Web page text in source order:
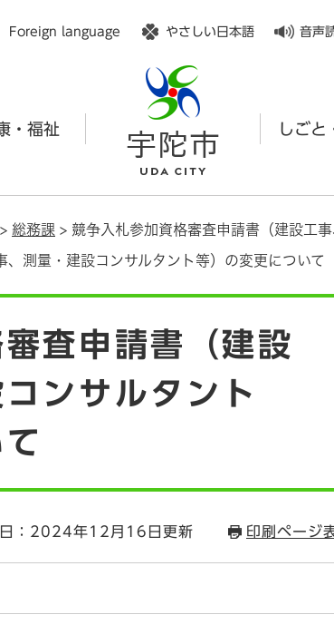
Foreign language やさしい日本語 音声
・福祉 しごと
> 総務課 > 競争入札参加資格審査申請書（建設工
測量・建設コンサルタント等）の変更について
査申請書（建設
ンサルタント
：2024年12月16日更新 印刷ページ